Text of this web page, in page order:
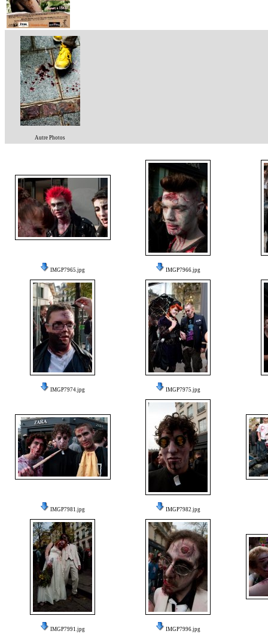
Autre Photos
IMGP7965.jpg IMGP7966.jpg
IMGP7974.jpg IMGP7975.jpg
IMGP7981.jpg IMGP7982.jpg
IMGP7991.jpg IMGP7996.jpg